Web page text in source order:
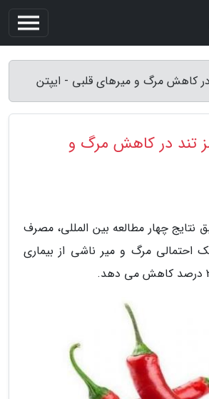
در کاهش مرگ و میرهای قلبی - ایپتن
تند در کاهش مرگ و
نتایج چهار مطالعه بین المللی، مصرف
احتمالی مرگ و میر ناشی از بیماری